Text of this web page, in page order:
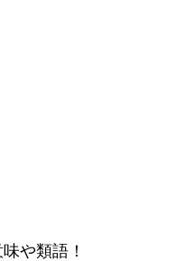
や類語！